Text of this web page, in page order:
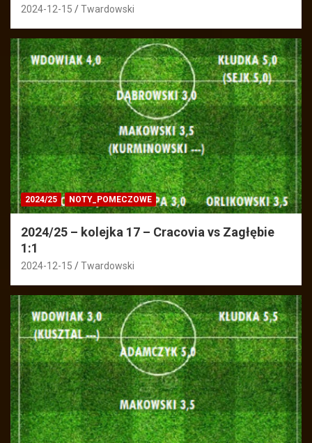
2024-12-15 Twardowski
2024/25 NOTY_POMECZOWE
2024/25 – kolejka 17 – Cracovia vs Zagłębie
1:1
2024-12-15 Twardowski